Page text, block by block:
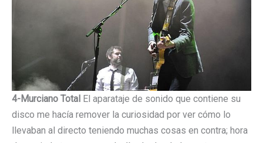
4-Murciano Total El aparataje de sonido que contiene su
disco me hacía remover la curiosidad por ver cómo lo
llevaban al directo teniendo muchas cosas en contra; hora